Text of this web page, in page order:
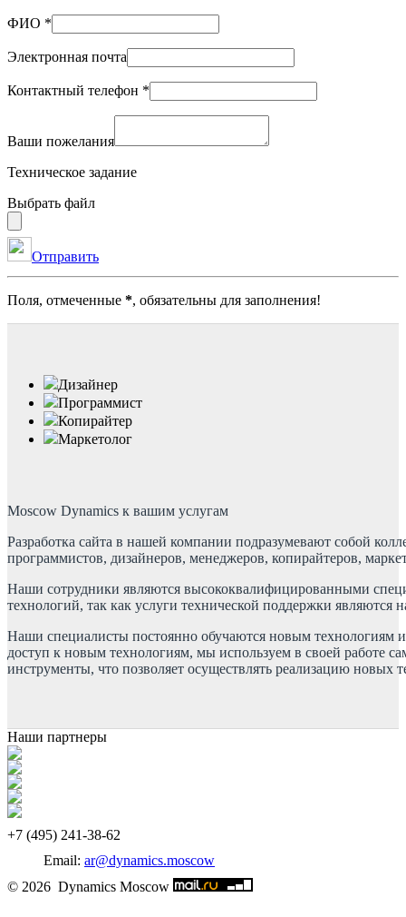
ФИО *
Электронная почта
Контактный телефон *
Ваши пожелания
Техническое задание
Выбрать файл
Отправить
Поля, отмеченные *, обязательны для заполнения!
Дизайнер
Программист
Копирайтер
Маркетолог
Moscow Dynamics к вашим услугам
Разработка сайта в нашей компании подразумевают собой
программистов, дизайнеров, менеджеров, копирайтеров,
Наши сотрудники являются высококвалифицированными
технологий, так как услуги технической поддержки являются
Наши специалисты постоянно обучаются новым технологиям
доступ к новым технологиям, мы используем в своей работе
инструменты, что позволяет осуществлять реализацию новых
Наши партнеры
‎+7 (495) 241-38-62
Email: ar@dynamics.moscow
© 2026 Dynamics Moscow